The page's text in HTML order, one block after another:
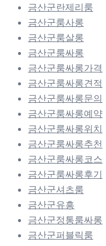
금산군란제리룸
금산군룸사롱
금산군룸살롱
금산군룸싸롱
금산군룸싸롱가격
금산군룸싸롱견적
금산군룸싸롱문의
금산군룸싸롱예약
금산군룸싸롱위치
금산군룸싸롱추천
금산군룸싸롱코스
금산군룸싸롱후기
금산군셔츠룸
금산군유흥
금산군정통룸싸롱
금산군퍼블릭룸